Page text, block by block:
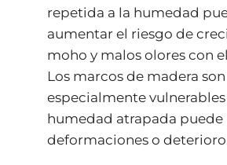
repetida a la humedad
aumentar el riesgo de
moho y malos olores con
Los marcos de madera son
especialmente
humedad atrapada puede
deformaciones o